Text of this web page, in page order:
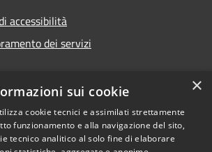
accessibilità
dei servizi
Copyright © 2026 • Comune di
Treviglio • Powered by
Municipium•Accesso
×
sui cookie
cookie tecnici e assimilati strettamente
funzionamento e alla navigazione del sito,
tecnico analitico al solo fine di elaborare